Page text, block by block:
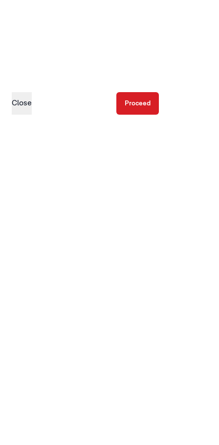
Close Proceed